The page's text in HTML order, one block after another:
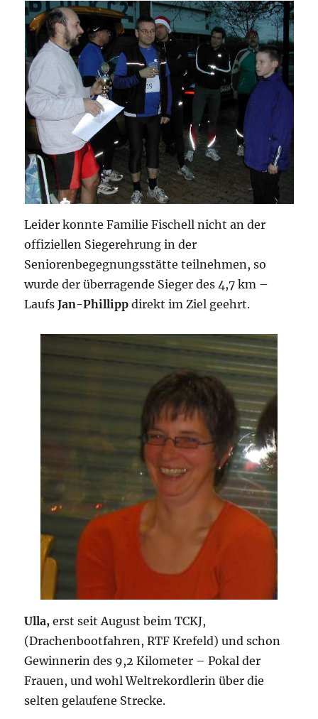
Leider konnte Familie Fischell nicht an der
offiziellen Siegerehrung in der
Seniorenbegegnungsstätte teilnehmen, so
wurde der überragende Sieger des 4,7 km –
LaufsJan-Phillipp direkt im Ziel geehrt.
Ulla,erst seit August beim TCKJ,
(Drachenbootfahren, RTF Krefeld) und schon
Gewinnerin des 9,2 Kilometer – Pokal der
Frauen, und wohl Weltrekordlerin über die
selten gelaufene Strecke.